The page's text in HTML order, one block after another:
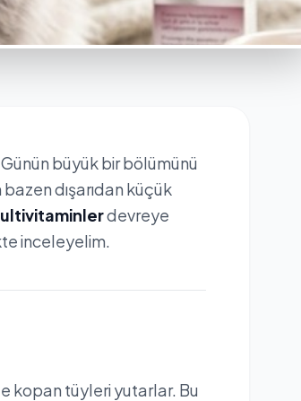
büyük bir bölümünü
dışarıdan küçük
devreye
inceleyelim.
kopan tüyleri yutarlar. Bu